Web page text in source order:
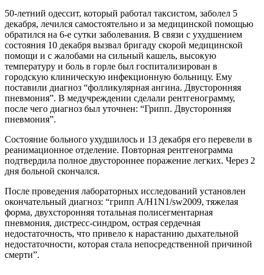
50-летний одессит, который работал таксистом, заболел 5
декабря, лечился самостоятельно и за медицинской помощью
обратился на 6-е сутки заболевания. В связи с ухудшением
состояния 10 декабря вызвал бригаду скорой медицинской
помощи и с жалобами на сильный кашель, высокую
температуру и боль в горле был госпитализирован в
городскую клиническую инфекционную больницу. Ему
поставили диагноз “фолликулярная ангина. Двусторонняя
пневмония”. В медучреждении сделали рентгенограмму,
после чего диагноз был уточнен: “Грипп. Двусторонняя
пневмония”.
Состояние больного ухудшилось и 13 декабря его перевели в
реанимационное отделение. Повторная рентгенограмма
подтвердила полное двустороннее поражение легких. Через 2
дня больной скончался.
После проведения лабораторных исследований установлен
окончательный диагноз: “грипп А/H1N1/sw2009, тяжелая
форма, двухсторонняя тотальная полисегментарная
пневмония, дистресс-синдром, острая сердечная
недостаточность, что привело к нарастанию дыхательной
недостаточности, которая стала непосредственной причиной
смерти”.